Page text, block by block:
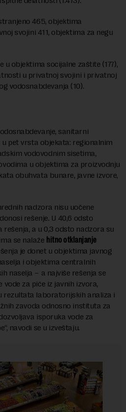
465, objektima
svojini 411, objektima za negu
u objektima socijalne zaštite (177),
u privatnoj svojini i privatnoj
vodosnabdevanja (10).
sanitarni
pet vrsta objekata: regionalnim
vodovodnim sisetima,
u objektima za proizvodnju
obuhvata bunare, javne izvore,
nadzora nisu uočene
rešenje. U 40,6 odsto
a u 0,3 odsto nadzora su
se nalaže hitno otklanjanje
je donet u objektima javnog
i objektima centralnih
naselja – a najviše rešenja se
za piće iz javnih izvora,
rezultata laboratorijskih analiza i
zavoda odnosno instituta za
isporuka vode za
navodi se u izveštaju.